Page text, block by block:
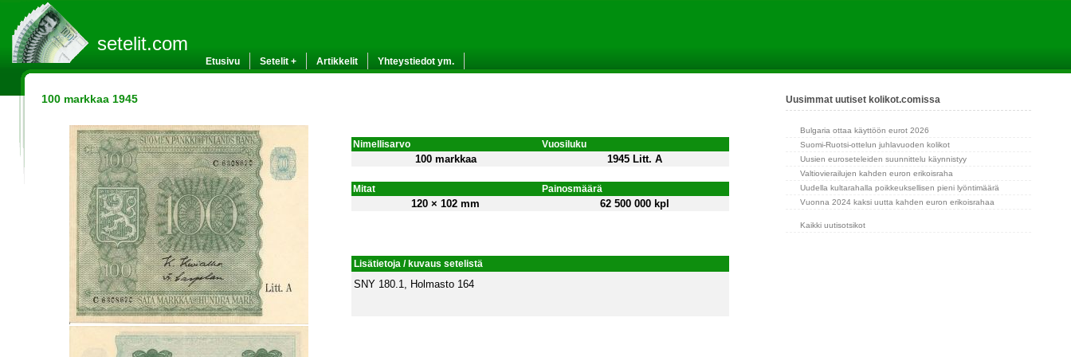
setelit.com
Etusivu Setelit + Artikkelit Yhteystiedot ym.
100 markkaa 1945
Nimellisarvo Vuosiluku
100 markkaa 1945 Litt. A
Mitat Painosmäärä
120 × 102 mm 62 500 000 kpl
Lisätietoja / kuvaus setelistä
SNY 180.1, Holmasto 164
Uusimmat uutiset kolikot.comissa
Bulgaria ottaa käyttöön eurot 2026
Suomi-Ruotsi-ottelun juhlavuoden kolikot
Uusien euroseteleiden suunnittelu käynnistyy
Valtiovierailujen kahden euron erikoisraha
Uudella kultarahalla poikkeuksellisen pieni lyöntimäärä
Vuonna 2024 kaksi uutta kahden euron erikoisrahaa
Kaikki uutisotsikot